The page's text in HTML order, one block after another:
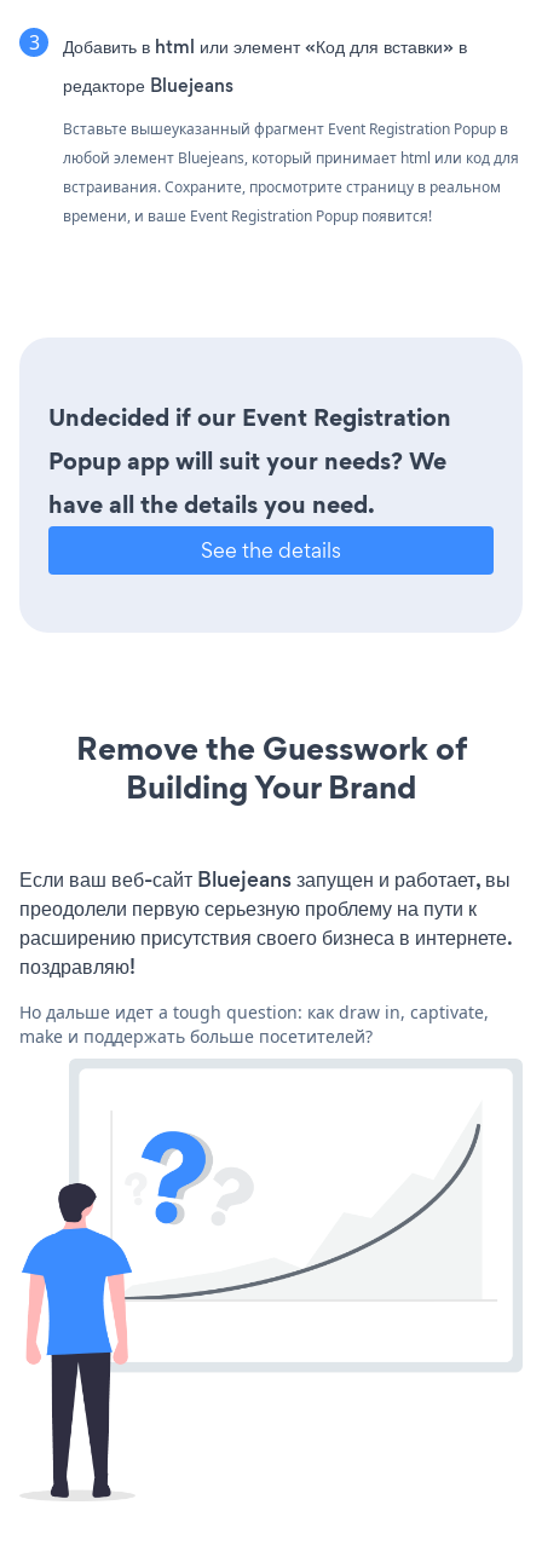
Добавить в html или элемент «Код для вставки» в
редакторе Bluejeans
Вставьте вышеуказанный фрагмент Event Registration Popup в
любой элемент Bluejeans, который принимает html или код для
встраивания. Сохраните, просмотрите страницу в реальном
времени, и ваше Event Registration Popup появится!
Undecided if our Event Registration
Popup app will suit your needs? We
have all the details you need.
See the details
Remove the Guesswork of
Building Your Brand
Если ваш веб-сайт Bluejeans запущен и работает, вы
преодолели первую серьезную проблему на пути к
расширению присутствия своего бизнеса в интернете.
поздравляю!
Но дальше идет a tough question: как draw in, captivate,
make и поддержать больше посетителей?